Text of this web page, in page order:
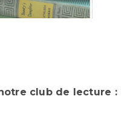
club de lecture :